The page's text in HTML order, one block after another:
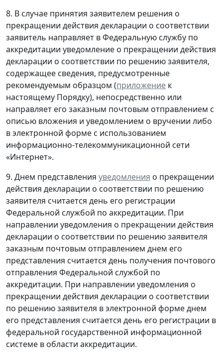
8. В случае принятия заявителем решения о
прекращении действия декларации о соответствии
заявитель направляет в Федеральную службу по
аккредитации уведомление о прекращении действия
декларации о соответствии по решению заявителя,
содержащее сведения, предусмотренные
рекомендуемым образцом (приложение к
настоящему Порядку), непосредственно или
направляет его заказным почтовым отправлением с
описью вложения и уведомлением о вручении либо
в электронной форме с использованием
информационно-телекоммуникационной сети
«Интернет».
9. Днем представления уведомления о прекращении
действия декларации о соответствии по решению
заявителя считается день его регистрации
Федеральной службой по аккредитации. При
направлении уведомления о прекращении действия
декларации о соответствии по решению заявителя
заказным почтовым отправлением днем его
представления считается день получения почтового
отправления Федеральной службой по
аккредитации. При направлении уведомления о
прекращении действия декларации о соответствии
по решению заявителя в электронной форме днем
его представления считается день его регистрации в
федеральной государственной информационной
системе в области аккредитации.